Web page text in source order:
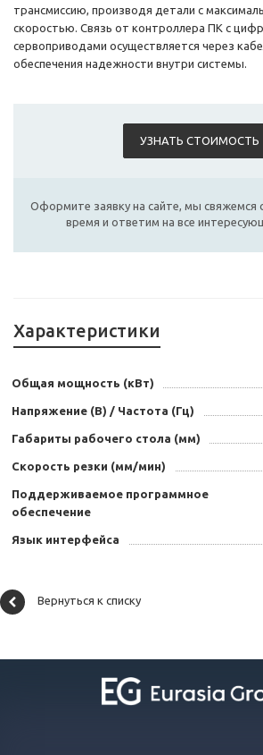
трансмиссию, производя детали с
скоростью. Связь от контроллера ПК с
сервоприводами осуществляется через
обеспечения надежности внутри системы.
УЗНАТЬ СТОИМОСТЬ
Оформите заявку на сайте, мы свяжемся
время и ответим на все
Характеристики
Общая мощность (кВт)
Напряжение (В) / Частота (Гц)
Габариты рабочего стола (мм)
Скорость резки (мм/мин)
Поддерживаемое программное
обеспечение
Язык интерфейса
Вернуться к списку